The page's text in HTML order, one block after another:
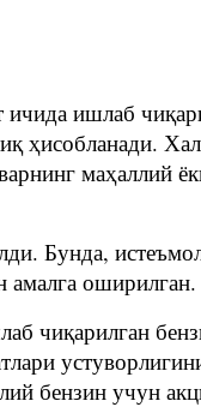
ичида ишлаб
ҳисобланади.
маҳаллий
Бунда,
амалга оширилган.
чиқарилган
бензин учун